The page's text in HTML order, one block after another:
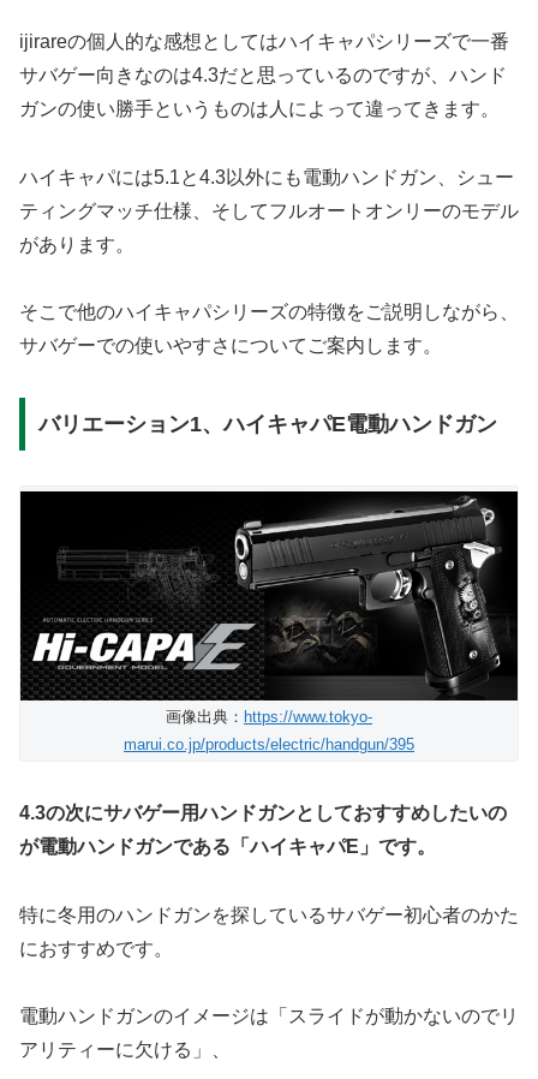
ijirareの個人的な感想としてはハイキャパシリーズで一番
サバゲー向きなのは4.3だと思っているのですが、ハンド
ガンの使い勝手というものは人によって違ってきます。
ハイキャパには5.1と4.3以外にも電動ハンドガン、シュー
ティングマッチ仕様、そしてフルオートオンリーのモデル
があります。
そこで他のハイキャパシリーズの特徴をご説明しながら、
サバゲーでの使いやすさについてご案内します。
バリエーション1、ハイキャパE電動ハンドガン
画像出典： https://www.tokyo-
marui.co.jp/products/electric/handgun/395
4.3の次にサバゲー用ハンドガンとしておすすめしたいの
が電動ハンドガンである「ハイキャパE」です。
特に冬用のハンドガンを探しているサバゲー初心者のかた
におすすめです。
電動ハンドガンのイメージは「スライドが動かないのでリ
アリティーに欠ける」、